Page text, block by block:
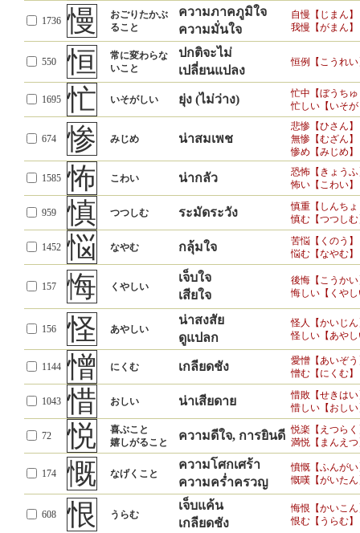
1736 慢
おごりたかぶ
ること
ความภาคภูมิใจ
ความมั่นใจ
自慢【じまん】
我慢【がまん】
550 恒
常に変わらな
いこと
ปกติจะไม่
เปลี่ยนแปลง
恒例【こうれ
1695 忙 いそがしい ยุ่ง (ไม่ว่าง)
忙中【ぼうち
忙しい【いそ
674 惨 みじめ น่าสมเพช
悲惨【ひさん】
無惨【むざん】
惨め【みじめ】
1585 怖 こわい น่ากลัว
恐怖【きょう
怖い【こわい】
959 慎 つつしむ ระมัดระวัง
慎重【しんち
慎む【つつし
1452 悩 なやむ กลุ้มใจ
苦悩【くのう】
悩む【なやむ】
157 悔 くやしい
เจ็บใจ
เสียใจ
後悔【こうか
悔しい【くや
156 怪 あやしい
น่าสงสัย
ดูแปลก
怪人【かいじ
怪しい【あや
1144 憎 にくむ เกลียดชัง
愛憎【あいぞ
憎む【にくむ】
1043 惜 おしい น่าเสียดาย
惜敗【せきは
惜しい【おし
72 悦
喜ぶこと
嬉しがること
ความดีใจ, การยินดี 悦楽【えつら
満悦【まんえ
174 慨 なげくこと
ความโศกเศร้า
ความคร่ำครวญ
憤慨【ふんが
慨嘆【がいた
608 恨 うらむ
เจ็บแค้น
เกลียดชัง
悔恨【かいこ
恨む【うらむ】